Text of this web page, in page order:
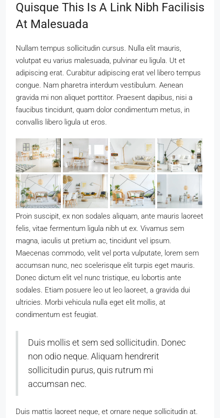
Quisque This Is A Link Nibh Facilisis
At Malesuada
Nullam tempus sollicitudin cursus. Nulla elit mauris,
volutpat eu varius malesuada, pulvinar eu ligula. Ut et
adipiscing erat. Curabitur adipiscing erat vel libero tempus
congue. Nam pharetra interdum vestibulum. Aenean
gravida mi non aliquet porttitor. Praesent dapibus, nisi a
faucibus tincidunt, quam dolor condimentum metus, in
convallis libero ligula ut eros.
Proin suscipit, ex non sodales aliquam, ante mauris laoreet
felis, vitae fermentum ligula nibh ut ex. Vivamus sem
magna, iaculis ut pretium ac, tincidunt vel ipsum.
Maecenas commodo, velit vel porta vulputate, lorem sem
accumsan nunc, nec scelerisque elit turpis eget mauris.
Donec dictum elit vel nunc tristique, eu lobortis ante
sodales. Etiam posuere leo ut leo laoreet, a gravida dui
ultricies. Morbi vehicula nulla eget elit mollis, at
condimentum est feugiat.
Duis mollis et sem sed sollicitudin. Donec
non odio neque. Aliquam hendrerit
sollicitudin purus, quis rutrum mi
accumsan nec.
Duis mattis laoreet neque, et ornare neque sollicitudin at.